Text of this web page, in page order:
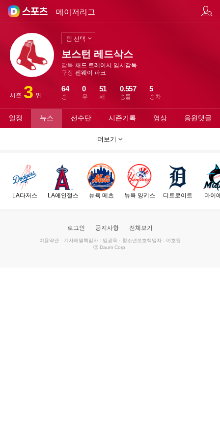
메이저리그
보스턴 레드삭스
감독 채드 트레이시 임시감독
구장 펜웨이 파크
시즌 3 위 승
64
무
0
패
51
승률
0.557
승차
5
팀 선택
일정 뉴스 선수단 시즌기록 영상 응원댓글
더보기
LA다저스 LA에인절스 뉴욕 메츠 뉴욕 양키스 디트로이트 마이
로그인 공지사항 전체보기
이용약관 · 기사배열책임자 : 임광욱 · 청소년보호책임자 : 이호원
ⓒ Daum Corp.